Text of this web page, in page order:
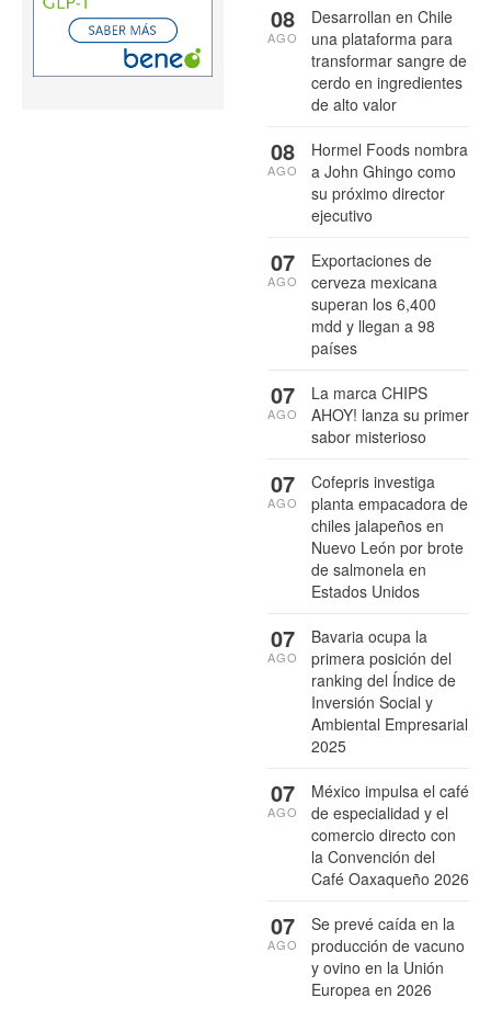
Desarrollan en Chile
una plataforma para
transformar sangre de
cerdo en ingredientes
de alto valor
08
AGO
Hormel Foods nombra
a John Ghingo como
su próximo director
ejecutivo
08
AGO
Exportaciones de
cerveza mexicana
superan los 6,400
mdd y llegan a 98
países
07
AGO
La marca CHIPS
AHOY! lanza su primer
sabor misterioso
07
AGO
Cofepris investiga
planta empacadora de
chiles jalapeños en
Nuevo León por brote
de salmonela en
Estados Unidos
07
AGO
Bavaria ocupa la
primera posición del
ranking del Índice de
Inversión Social y
Ambiental Empresarial
2025
07
AGO
México impulsa el café
de especialidad y el
comercio directo con
la Convención del
Café Oaxaqueño 2026
07
AGO
Se prevé caída en la
producción de vacuno
y ovino en la Unión
Europea en 2026
07
AGO